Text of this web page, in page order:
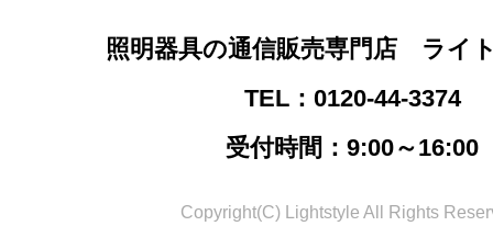
照明器具の通信販売専門店 ライ
TEL：0120-44-3374
受付時間：9:00～16:00
Copyright(C) Lightstyle All Rights